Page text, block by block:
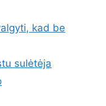
kad be
sulėtėja